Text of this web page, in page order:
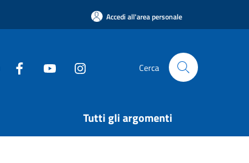
Accedi all'area personale
Cerca
Tutti gli argomenti